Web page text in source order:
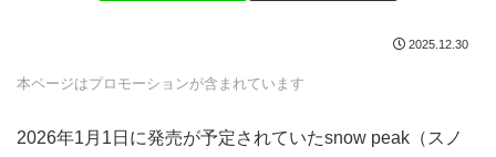
2025.12.30
本ページはプロモーションが含まれています
2026年1月1日に発売が予定されていたsnow peak（スノ